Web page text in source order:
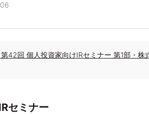
42回 個人投資家向けIRセミナー 第1部・株
セミナー